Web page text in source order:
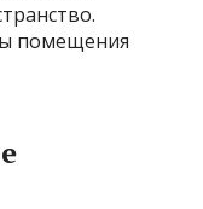
помещения